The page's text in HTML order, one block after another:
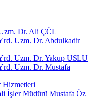
Dr. Ali ÇÖL
Uzm. Dr. Abdulkadir
Uzm. Dr. Yakup USLU
Uzm. Dr. Mustafa
Hizmetleri
İşler Müdürü Mustafa Öz